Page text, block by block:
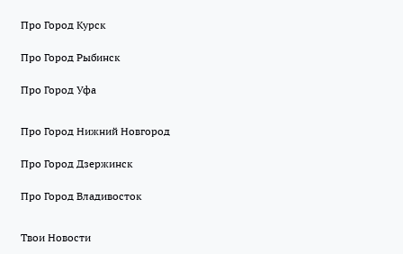
Про Город Курск
Про Город Рыбинск
Про Город Уфа
Про Город Нижний Новгород
Про Город Дзержинск
Про Город Владивосток
Твои Новости